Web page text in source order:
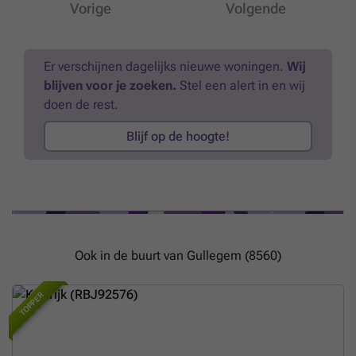
Vorige Volgende
Er verschijnen dagelijks nieuwe woningen. Wij
blijven voor je zoeken. Stel een alert in en wij
doen de rest.
Blijf op de hoogte!
Ook in de buurt van Gullegem (8560)
TOPPER